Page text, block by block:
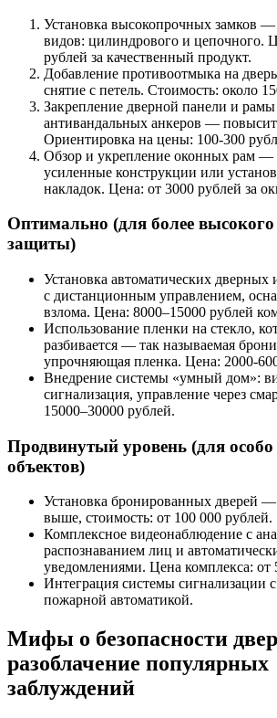
Установка высокопрочных замков
видов: цилиндрового и цепочного.
рублей за качественный продукт.
Добавление противоотмыка на
снятие с петель. Стоимость: около
Закрепление дверной панели и
антивандальных анкеров — повысит
Ориентировка на цены: 100-300
Обзор и укрепление оконных рам —
усиленные конструкции или
накладок. Цена: от 3000 рублей за
Оптимально (для более
защиты)
Установка автоматических дверных
с дистанционным управлением,
взлома. Цена: 8000–15000 рублей
Использование пленки на стекло,
разбивается — так называемая
упрочняющая пленка. Цена: 2000-
Внедрение системы «умный дом»:
сигнализация, управление через
15000–30000 рублей.
Продвинутый уровень (для
объектов)
Установка бронированных дверей
выше, стоимость: от 100 000 рублей.
Комплексное видеонаблюдение с
распознаванием лиц и
уведомлениями. Цена комплекса: от
Интеграция системы сигнализации
пожарной автоматикой.
Мифы о безопасности
разоблачение популярных
заблуждений